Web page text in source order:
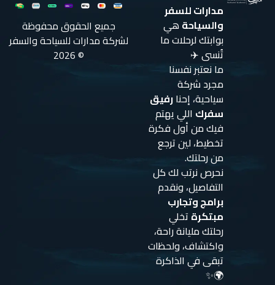
مدارات للسفر
والسياحة هي
بوابتك لرحلات ما
تُنسى ✈️
ما نعتبر نفسنا
مجرد شركة
سياحية، إحنارفيق
سفرك اللي يهتم
فيك من أول فكرة
تخطيط، لين ترجع
من رحلتك.
نحرص نرتب لك كل
التفاصيل، ونقدم
برامج وتجارب
مبتكرة تخلي
رحلتك مليانة راحة،
واكتشاف، ولحظات
تبقى في الذاكرة
🌍✨
جميع الحقوق محفوظة
لشركة مدارات للسياحة والسفر
© 2026